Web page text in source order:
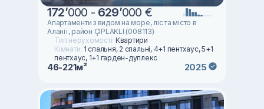
172’000 - 629’000 €
Апартаменти з видом на море, ліс та місто в
Аланії, район ÇIPLAKLI (008113)
Тип нерухомості: Квартири
Кімнати: 1 спальня, 2 спальні, 4+1 пентхаус, 5+1
пентхаус, 1+1 гарден-дуплекс
46-221м² 2025